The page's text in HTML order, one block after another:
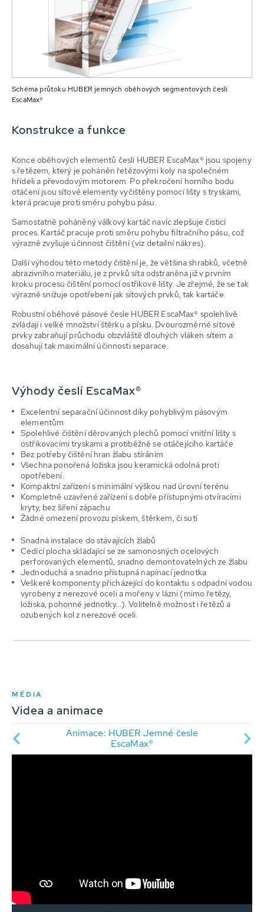
Schéma průtoku HUBER jemných oběhových segmentových česlí
EscaMax®
Konstrukce a funkce
Konce oběhových elementů česlí HUBER EscaMax® jsou spojeny
s řetězem, který je poháněn řetězovými koly na společném
hřídeli a převodovým motorem. Po překročení horního bodu
otáčení jsou sítové elementy vyčištěny pomocí lišty s tryskami,
která pracuje proti směru pohybu pásu.
Samostatně poháněný válkový kartáč navíc zlepšuje čisticí
proces. Kartáč pracuje proti směru pohybu filtračního pásu, což
výrazně zvyšuje účinnost čištění (viz detailní nákres).
Další výhodou této metody čištění je, že většina shrabků, včetně
abrazivního materiálu, je z prvků síta odstraněna již v prvním
kroku procesu čištění pomocí ostřikové lišty. Je zřejmé, že se tak
výrazně snižuje opotřebení jak sítových prvků, tak kartáče.
Robustní oběhové pásové česle HUBER EscaMax® spolehlivě
zvládají i velké množství štěrku a písku. Dvourozměrné sítové
prvky zabraňují průchodu obzvláště dlouhých vláken sítem a
dosahují tak maximální účinnosti separace.
Výhody česlí EscaMax®
Excelentní separační účinnost díky pohyblivým pásovým
elementům
Spolehlivé čištění děrovaných plechů pomocí vnitřní lišty s
ostřikovacími tryskami a protiběžně se otáčejícího kartáče
Bez potřeby čištění hran žlabu stíráním
Všechna ponořená ložiska jsou keramická odolná proti
opotřebení.
Kompaktní zařízení s minimální výškou nad úrovní terénu
Kompletně uzavřené zařízení s dobře přístupnými otvíracími
kryty, bez šíření zápachu
Žádné omezení provozu pískem, štěrkem, či sutí
Snadná instalace do stávajících žlabů
Cedící plocha skládající se ze samonosných ocelových
perforovaných elementů, snadno demontovatelných ze žlabu
Jednoduchá a snadno přístupná napínací jednotka
Veškeré komponenty přicházející do kontaktu s odpadní vodou
vyrobeny z nerezové oceli a mořeny v lázni (mimo řetězy,
ložiska, pohonné jednotky…). Volitelně možnost i řetězů a
ozubených kol z nerezové oceli.
MÉDIA
Videa a animace
Animace: HUBER Jemné česle
EscaMax®